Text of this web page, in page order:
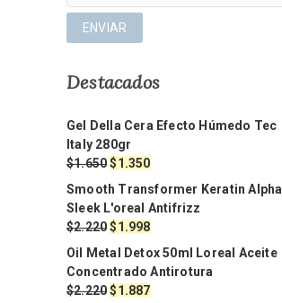
Destacados
Gel Della Cera Efecto Húmedo Tec
Italy 280gr
$1.650El
precio
original
era:
$1.650.
$1.350El
precio
actual
es:
$1.350.
Smooth Transformer Keratin Alpha
Sleek L'oreal Antifrizz
$2.220El
precio
original
era:
$1.998El
precio
actual
es:
Oil Metal Detox 50ml Loreal Aceite
Concentrado Antirotura
$2.220El
$1.887El